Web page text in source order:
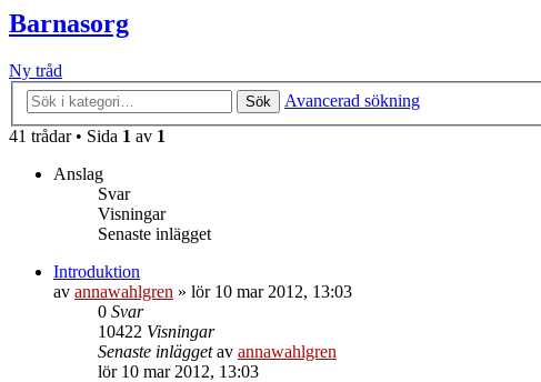
Barnasorg
Ny tråd
Sök
Avancerad sökning
41 trådar • Sida 1 av 1
Anslag
Svar
Visningar
Senaste inlägget
Introduktion
av annawahlgren » lör 10 mar 2012, 13:03
0 Svar
10422 Visningar
Senaste inläggetav annawahlgren
lör 10 mar 2012, 13:03